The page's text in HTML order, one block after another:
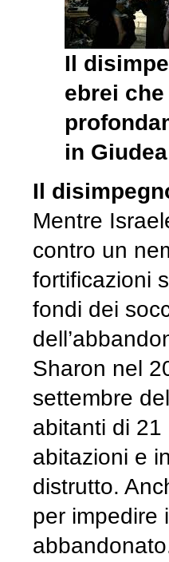
Il
ebrei
in
Il
Mentre
contro un
fortificazioni
fondi dei
Sharon nel
settembre
abitanti di 21
abitazioni e
distrutto.
per impedire